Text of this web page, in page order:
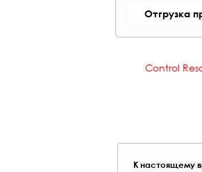
Отгрузка
Control
К настоящему